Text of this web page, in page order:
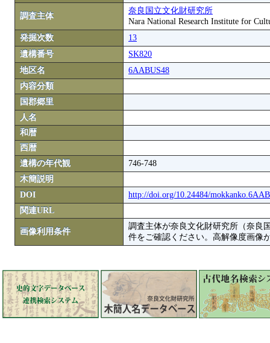
調査主体
奈良国立文化財研究所
Nara National Research Institute for
発掘次数
13
遺構番号
SK820
地区名
6AABUS48
内容分類
国郡郷里
人名
和暦
西暦
遺構の年代観
746-748
木簡説明
DOI
http://doi.org/10.24484/
関連URL
画像利用条件
調査主体が奈良文化財研究所（奈良
件をご確認ください。高解像度画像